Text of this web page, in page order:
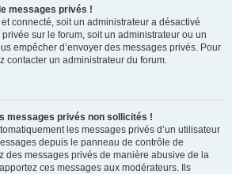
messages privés !
connecté, soit un administrateur a désactivé
sur le forum, soit un administrateur ou un
empêcher d’envoyer des messages privés. Pour
contacter un administrateur du forum.
messages privés non sollicités !
les messages privés d’un utilisateur
depuis le panneau de contrôle de
des messages privés de manière abusive de la
ces messages aux modérateurs. Ils